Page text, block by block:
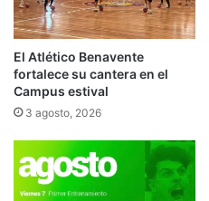
El Atlético Benavente
fortalece su cantera en el
Campus estival
3 agosto, 2026